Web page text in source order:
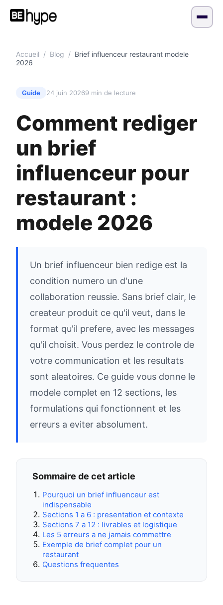
Accueil / Blog / Brief influenceur restaurant modele
2026
Guide 24 juin 20269 min de lecture
Comment rediger
un brief
influenceur pour
restaurant :
modele 2026
Un brief influenceur bien redige est la
condition numero un d'une
collaboration reussie. Sans brief clair, le
createur produit ce qu'il veut, dans le
format qu'il prefere, avec les messages
qu'il choisit. Vous perdez le controle de
votre communication et les resultats
sont aleatoires. Ce guide vous donne le
modele complet en 12 sections, les
formulations qui fonctionnent et les
erreurs a eviter absolument.
Sommaire de cet article
Pourquoi un brief influenceur est
indispensable
Sections 1 a 6 : presentation et contexte
Sections 7 a 12 : livrables et logistique
Les 5 erreurs a ne jamais commettre
Exemple de brief complet pour un
restaurant
Questions frequentes